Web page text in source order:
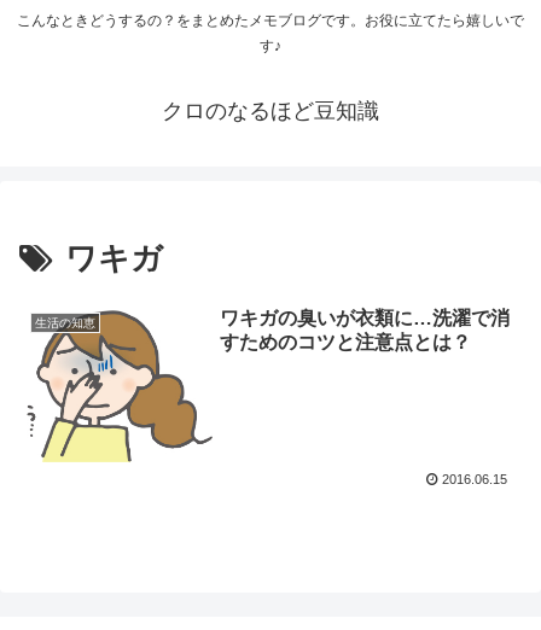
こんなときどうするの？をまとめたメモブログです。お役に立てたら嬉しいで
す♪
クロのなるほど豆知識
ワキガ
生活の知恵
ワキガの臭いが衣類に…洗濯で消
すためのコツと注意点とは？
2016.06.15